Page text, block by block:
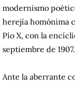
modernismo
herejía homónima
Pío X, con la
septiembre de 1907.
Ante la aberrante